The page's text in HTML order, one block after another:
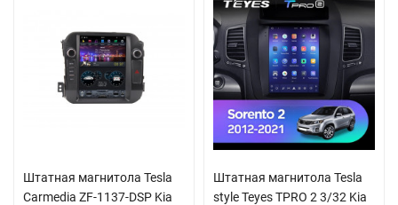
Штатная магнитола Tesla
Carmedia ZF-1137-DSP Kia
Штатная магнитола Tesla
style Teyes TPRO 2 3/32 Kia